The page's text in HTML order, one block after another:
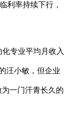
利率持续下行，
专业平均月收入
汪小敏，但企业
一门汗青长久的